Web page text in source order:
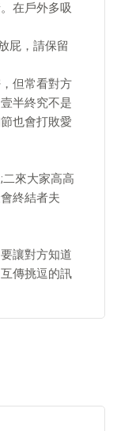
在戶外多吸
屁，請保留
但常看對方
半終究不是
也會打敗愛
來大家高高
終結者夫
讓對方知道
傳挑逗的訊